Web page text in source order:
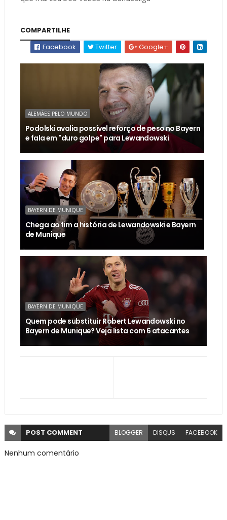
COMPARTILHE
Facebook
Twitter Google+
ALEMÃES PELO MUNDO
Podolski avalia possível reforço de peso no Bayern
e fala em "duro golpe" para Lewandowski
BAYERN DE MUNIQUE
Chega ao fim a história de Lewandowski e Bayern
de Munique
BAYERN DE MUNIQUE
Quem pode substituir Robert Lewandowski no
Bayern de Munique? Veja lista com 6 atacantes
POST COMMENT BLOGGER DISQUS FACEBOOK
Nenhum comentário